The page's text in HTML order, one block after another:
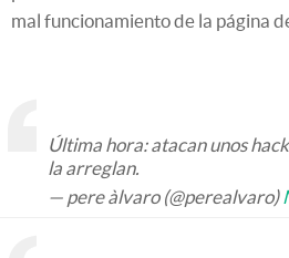
mal funcionamiento de la página
Última hora: atacan unos
la arreglan.
— pere àlvaro (@perealvaro)